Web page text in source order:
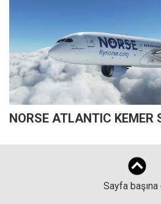
NORSE ATLANTIC KEMER
Sayfa